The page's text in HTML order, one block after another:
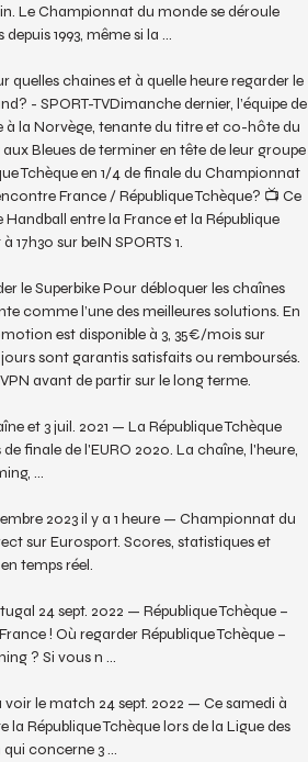
Le Championnat du monde se déroule
1993, même si la ...
quelles chaines et à quelle heure regarder le
- SPORT-TVDimanche dernier, l’équipe de
à la Norvège, tenante du titre et co-hôte du
Bleues de terminer en tête de leur groupe
Tchèque en 1/4 de finale du Championnat
France / République Tchèque? 📺 Ce
entre la France et la République
17h30 sur beIN SPORTS 1.
le Superbike Pour débloquer les chaînes
comme l’une des meilleures solutions. En
est disponible à 3, 35€/mois sur
jours sont garantis satisfaits ou remboursés.
avant de partir sur le long terme.
et 3 juil. 2021 — La République Tchèque
finale de l'EURO 2020. La chaîne, l'heure,
...
2023 il y a 1 heure — Championnat du
sur Eurosport. Scores, statistiques et
temps réel.
24 sept. 2022 — République Tchèque –
! Où regarder République Tchèque –
? Si vous n ...
le match 24 sept. 2022 — Ce samedi à
République Tchèque lors de la Ligue des
concerne 3 ...